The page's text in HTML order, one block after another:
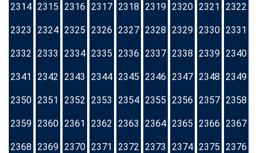
2314 2315 2316 2317 2318 2319 2320 2321 2322
2323 2324 2325 2326 2327 2328 2329 2330 2331
2332 2333 2334 2335 2336 2337 2338 2339 2340
2341 2342 2343 2344 2345 2346 2347 2348 2349
2350 2351 2352 2353 2354 2355 2356 2357 2358
2359 2360 2361 2362 2363 2364 2365 2366 2367
2368 2369 2370 2371 2372 2373 2374 2375 2376